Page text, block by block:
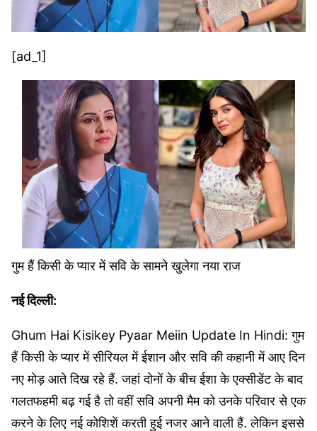
[ad_1]
गुम हैं किसी के प्यार में सवि के सामने खुलेगा नया राज
नई दिल्ली:
Ghum Hai Kisikey Pyaar Meiin Update In Hindi: गुम
हैं किसी के प्यार में सीरियल में ईशान और सवि की कहानी में आए दिन
नए मोड़ आते दिख रहे हैं. जहां दोनों के बीच ईशा के एक्सीडेंट के बाद
गलतफहमी बढ़ गई है तो वहीं सवि अपनी मैम को उनके परिवार से एक
करने के लिए नई कोशिशें करती हुई नजर आने वाली हैं. लेकिन इससे